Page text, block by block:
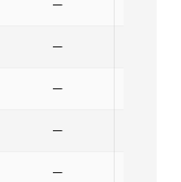
—
—
—
—
—